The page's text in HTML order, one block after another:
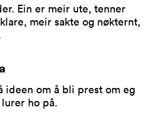
Ein er meir ute, tenner
meir sakte og nøkternt,
ideen om å bli prest om eg
ho på.